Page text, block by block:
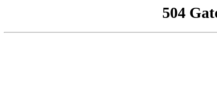
504